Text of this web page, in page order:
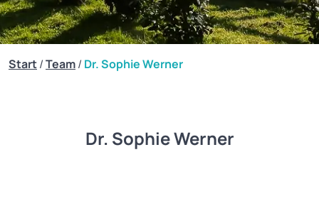
Start/Team/ Dr. Sophie Werner
Dr. Sophie Werner